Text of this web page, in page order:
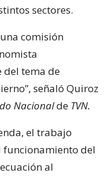
sectores.
comisión
del tema de
señaló Quiroz
Nacionalde TVN.
el trabajo
funcionamiento del
al